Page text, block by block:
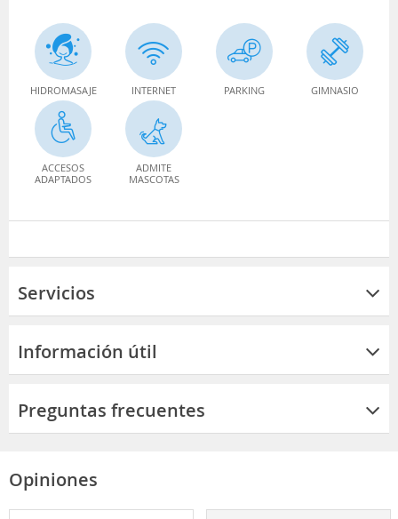
HIDROMASAJE INTERNET PARKING GIMNASIO
ACCESOS
ADAPTADOS
ADMITE
MASCOTAS
Servicios
Información útil
Preguntas frecuentes
Opiniones